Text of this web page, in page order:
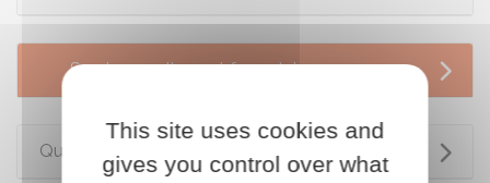
Services en ligne et formulaires
Questions ? Réponses !
This site uses cookies and
gives you control over what